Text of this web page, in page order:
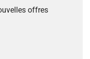
offres